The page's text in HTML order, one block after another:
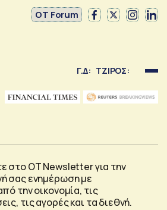
OT Forum
Γ.Δ: ΤΖΙΡΟΣ:
στο OT Newsletter για την
σας ενημέρωση με
την οικονομία, τις
τις αγορές και τα διεθνή.